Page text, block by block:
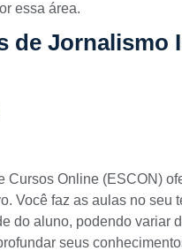
essa área.
de Jornalismo
Cursos Online (ESCON)
. Você faz as aulas no seu
do aluno, podendo variar
seus